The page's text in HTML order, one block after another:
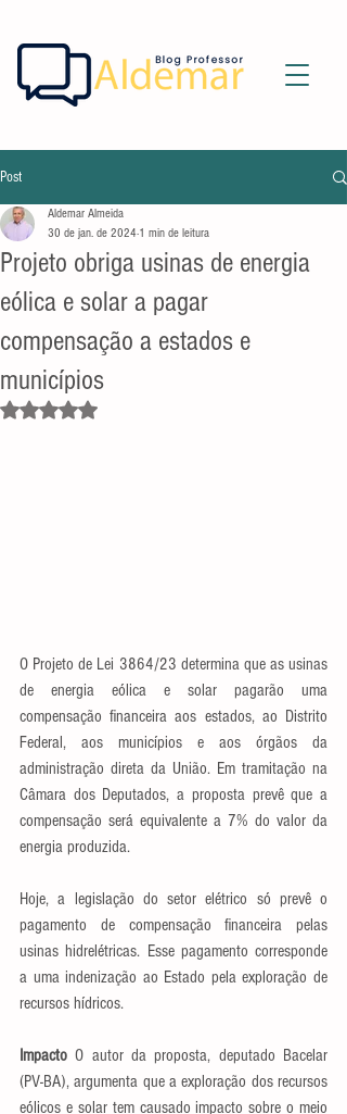
Post
Projeto obriga usinas de energia
eólica e solar a pagar
compensação a estados e
municípios
Aldemar Almeida
30 de jan. de 2024 1 min de leitura
Avaliado com NaN de 5 estrelas.
O Projeto de Lei 3864/23 determina que as usinas
de energia eólica e solar pagarão uma
compensação financeira aos estados, ao Distrito
Federal, aos municípios e aos órgãos da
administração direta da União. Em tramitação na
Câmara dos Deputados, a proposta prevê que a
compensação será equivalente a 7% do valor da
energia produzida.
Hoje, a legislação do setor elétrico só prevê o
pagamento de compensação financeira pelas
usinas hidrelétricas. Esse pagamento corresponde
a uma indenização ao Estado pela exploração de
recursos hídricos.
Impacto O autor da proposta, deputado Bacelar
(PV-BA), argumenta que a exploração dos recursos
eólicos e solar tem causado impacto sobre o meio